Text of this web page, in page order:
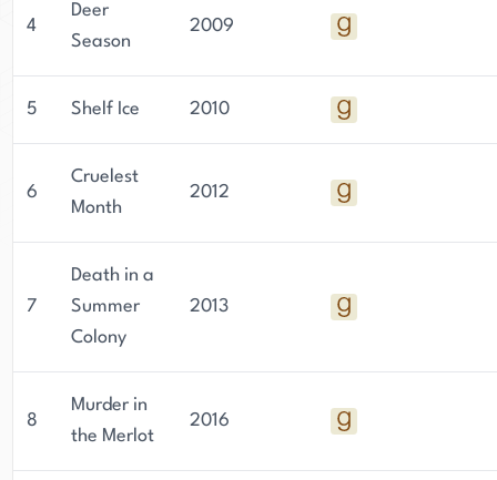
4
Deer
Season
2009
5 Shelf Ice 2010
6
Cruelest
Month
2012
7
Death in a
Summer
Colony
2013
8
Murder in
the Merlot
2016